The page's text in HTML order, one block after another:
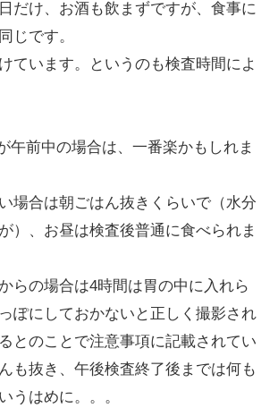
だけ、お酒も飲まずですが、食事に
じです。
ています。というのも検査時間によ
午前中の場合は、一番楽かもしれま
場合は朝ごはん抜きくらいで（水分
）、お昼は検査後普通に食べられま
らの場合は4時間は胃の中に入れら
ぽにしておかないと正しく撮影され
とのことで注意事項に記載されてい
も抜き、午後検査終了後までは何も
うはめに。。。